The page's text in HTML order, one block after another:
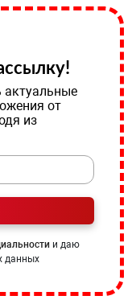
актуальные
от
из
и даю
данных